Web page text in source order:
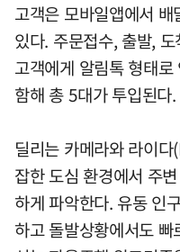
고객은 모바일앱에서
있다. 주문접수, 출발,
고객에게 알림톡 형태
함해 총 5대가 투입된다.
딜리는 카메라와 라이
잡한 도심 환경에서 주
하게 파악한다. 유동 인
하고 돌발상황에서도